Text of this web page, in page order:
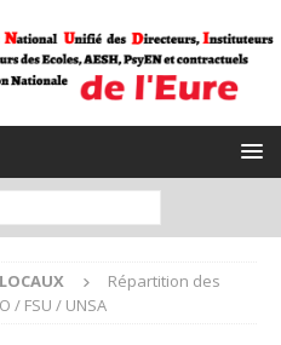
Répartition des
/ FSU / UNSA